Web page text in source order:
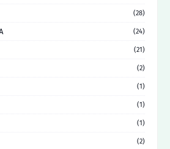
(28)
(24)
(21)
(2)
(1)
(1)
(1)
(2)